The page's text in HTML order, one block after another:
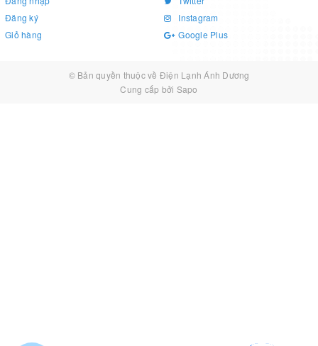
Đăng ký
Giỏ hàng
Instagram
Google Plus
© Bản quyền thuộc về Điện Lạnh Ánh Dương
Cung cấp bởi Sapo